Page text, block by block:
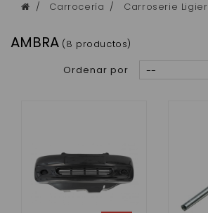
Carrocería Carroserie Ligier
AMBRA (8 productos)
Ordenar por